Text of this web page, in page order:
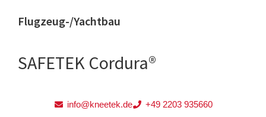
Flugzeug-/Yachtbau
SAFETEK Cordura®
info@kneetek.de +49 2203 935660